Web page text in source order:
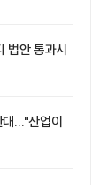
법안 통과시
…"산업이